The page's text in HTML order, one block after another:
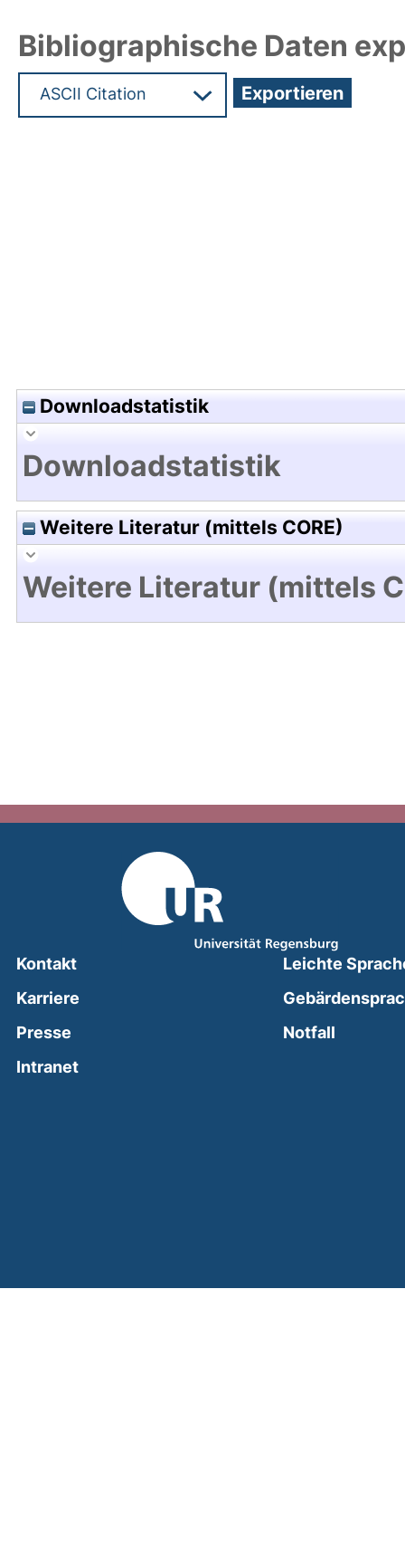
Bibliographische Daten
Downloadstatistik
Downloadstatistik
Weitere Literatur (mittels CORE)
Weitere Literatur (mittels
Kontakt
Karriere
Presse
Intranet(external link, opens in a new window)
Leichte
Notfall